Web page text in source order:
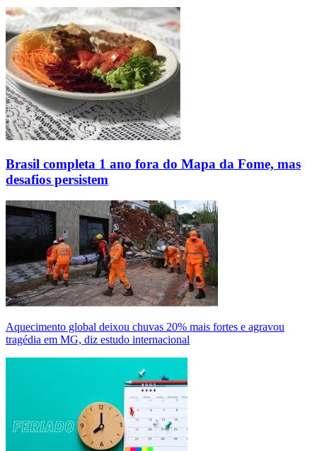
Brasil completa 1 ano fora do Mapa da Fome, mas
desafios persistem
Aquecimento global deixou chuvas 20% mais fortes e agravou
tragédia em MG, diz estudo internacional